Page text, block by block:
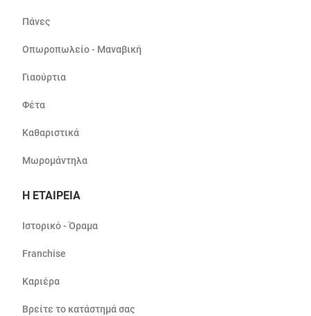
Πάνες
Οπωροπωλείο - Μαναβική
Γιαούρτια
Φέτα
Καθαριστικά
Μωρομάντηλα
Η ΕΤΑΙΡΕΙΑ
Ιστορικό - Όραμα
Franchise
Καριέρα
Βρείτε το κατάστημά σας